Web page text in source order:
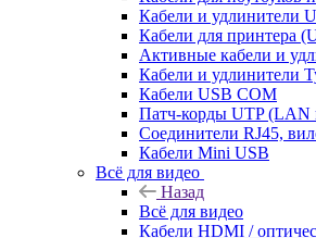
Кабели и удлинители
Кабели для принтера
Активные кабели и
Кабели и удлинители
Кабели USB COM
Патч-корды UTP (LAN
Соединители RJ45,
Кабели Mini USB
Всё для видео
Назад
Всё для видео
Кабели HDMI /